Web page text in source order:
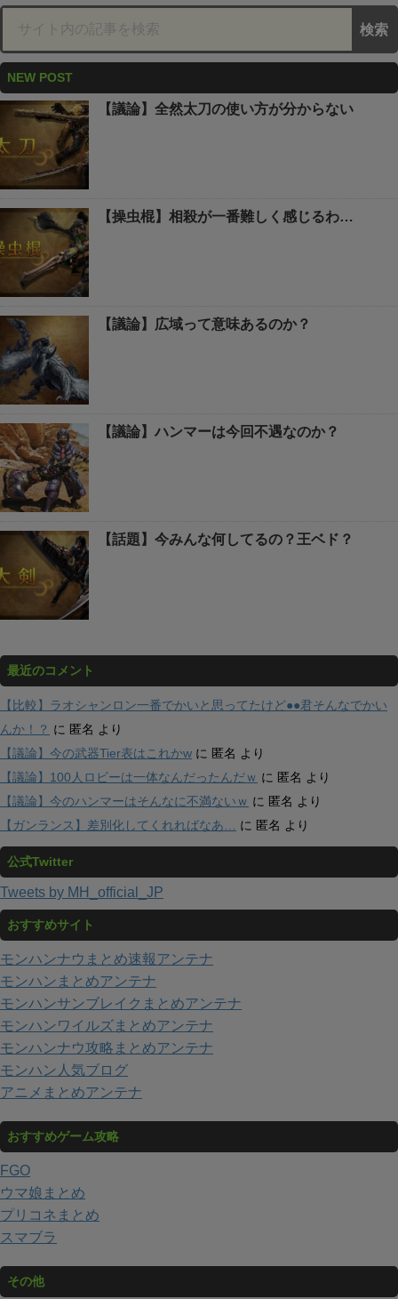
NEW POST
【議論】全然太刀の使い方が分からない
【操虫棍】相殺が一番難しく感じるわ…
【議論】広域って意味あるのか？
【議論】ハンマーは今回不遇なのか？
【話題】今みんな何してるの？王ベド？
最近のコメント
【比較】ラオシャンロン一番でかいと思ってたけど●●君そんなでかい
んか！？ に 匿名 より
【議論】今の武器Tier表はこれかw に 匿名 より
【議論】100人ロビーは一体なんだったんだｗ に 匿名 より
【議論】今のハンマーはそんなに不満ないｗ に 匿名 より
【ガンランス】差別化してくれればなあ…
に 匿名 より
公式Twitter
Tweets by MH_official_JP
おすすめサイト
モンハンナウまとめ速報アンテナ
モンハンまとめアンテナ
モンハンサンブレイクまとめアンテナ
モンハンワイルズまとめアンテナ
モンハンナウ攻略まとめアンテナ
モンハン人気ブログ
アニメまとめアンテナ
おすすめゲーム攻略
FGO
ウマ娘まとめ
プリコネまとめ
スマブラ
その他